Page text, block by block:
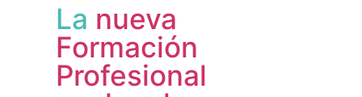
La nueva
Formación
Profesional